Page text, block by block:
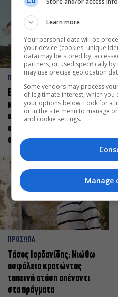
ΠΡΟΣΩΠΑ
Ελεάνα Ανδρεούδη: Κάθε
καλλιτέχνης όταν
ανεβαίνει στη σκηνή
οφείλει να αισθάνεται
σταρ
ΠΡΟΣΩΠΑ
Tάσος Ιορδανίδης: Νιώθω
ασφάλεια κρατώντας
ταπεινή στάση απέναντι
στα πράγματα
Learn more
Your personal data will be
your device (cookies, unique
data) may be stored by,
partners, or used specifically
may use precise geolocation
Some vendors may process
of legitimate interest, which
your options below. Look for a
or in the site menu to manage
and cookie settings.
Manage